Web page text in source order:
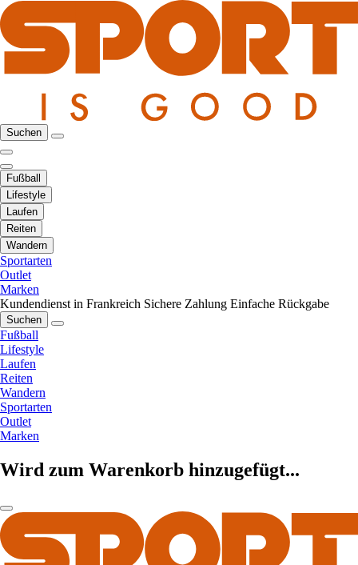
Suchen
Fußball
Lifestyle
Laufen
Reiten
Wandern
Sportarten
Outlet
Marken
Kundendienst in Frankreich Sichere Zahlung Einfache Rückgabe
Suchen
Fußball
Lifestyle
Laufen
Reiten
Wandern
Sportarten
Outlet
Marken
Wird zum Warenkorb hinzugefügt...